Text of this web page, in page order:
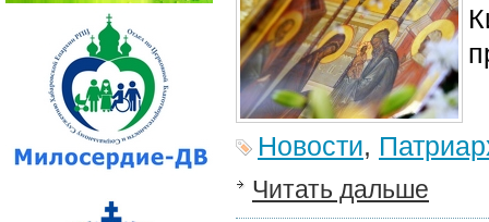
Новости,
Читать дальше